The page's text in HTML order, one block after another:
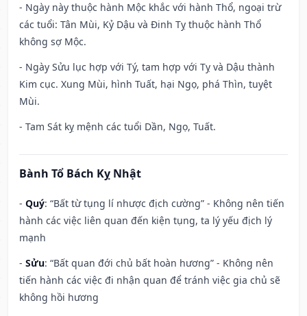
- Ngày này thuộc hành Mộc khắc với hành Thổ, ngoại trừ
các tuổi: Tân Mùi, Kỷ Dậu và Đinh Tỵ thuộc hành Thổ
không sợ Mộc.
- Ngày Sửu lục hợp với Tý, tam hợp với Tỵ và Dậu thành
Kim cục. Xung Mùi, hình Tuất, hại Ngọ, phá Thìn, tuyệt
Mùi.
- Tam Sát kỵ mệnh các tuổi Dần, Ngọ, Tuất.
Bành Tổ Bách Kỵ Nhật
- Quý: “Bất từ tụng lí nhược địch cường” - Không nên tiến
hành các việc liên quan đến kiện tụng, ta lý yếu địch lý
mạnh
- Sửu: “Bất quan đới chủ bất hoàn hương” - Không nên
tiến hành các việc đi nhận quan để tránh việc gia chủ sẽ
không hồi hương